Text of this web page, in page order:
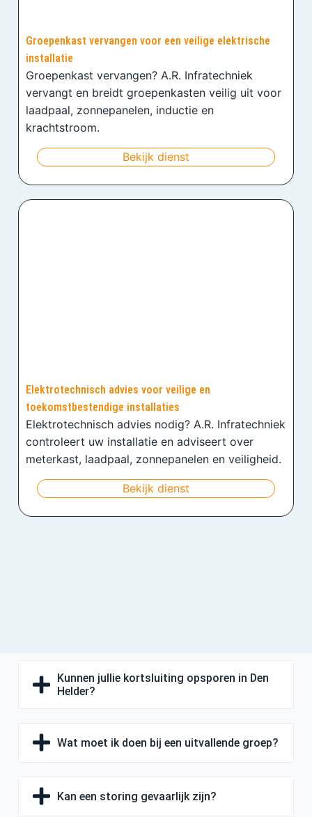
Groepenkast vervangen voor een veilige elektrische
installatie
Groepenkast vervangen? A.R. Infratechniek
vervangt en breidt groepenkasten veilig uit voor
laadpaal, zonnepanelen, inductie en
krachtstroom.
Bekijk dienst
Elektrotechnisch advies voor veilige en
toekomstbestendige installaties
Elektrotechnisch advies nodig? A.R. Infratechniek
controleert uw installatie en adviseert over
meterkast, laadpaal, zonnepanelen en veiligheid.
Bekijk dienst
Kunnen jullie kortsluiting opsporen in Den
Helder?
Wat moet ik doen bij een uitvallende groep?
Kan een storing gevaarlijk zijn?